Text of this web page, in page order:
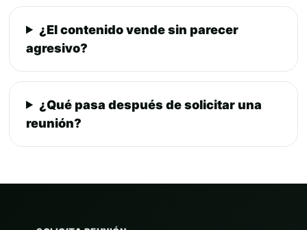
¿El contenido vende sin parecer
agresivo?
¿Qué pasa después de solicitar una
reunión?